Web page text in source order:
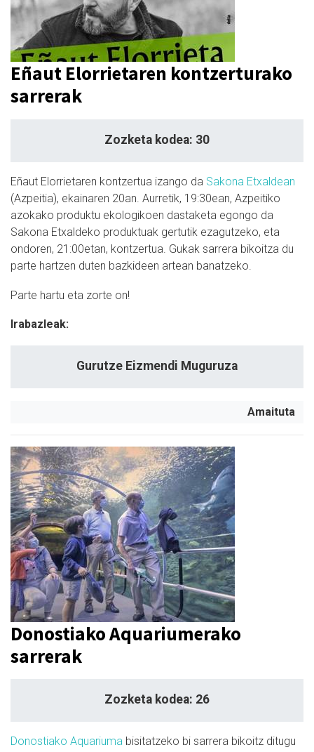
Eñaut Elorrietaren kontzerturako
sarrerak
Zozketa kodea: 30
Eñaut Elorrietaren kontzertua izango da Sakona Etxaldean
(Azpeitia), ekainaren 20an. Aurretik, 19:30ean, Azpeitiko
azokako produktu ekologikoen dastaketa egongo da
Sakona Etxaldeko produktuak gertutik ezagutzeko, eta
ondoren, 21:00etan, kontzertua. Gukak sarrera bikoitza du
parte hartzen duten bazkideen artean banatzeko.
Parte hartu eta zorte on!
Irabazleak:
Gurutze Eizmendi Muguruza
Amaituta
Donostiako Aquariumerako
sarrerak
Zozketa kodea: 26
Donostiako Aquariuma bisitatzeko bi sarrera bikoitz ditugu